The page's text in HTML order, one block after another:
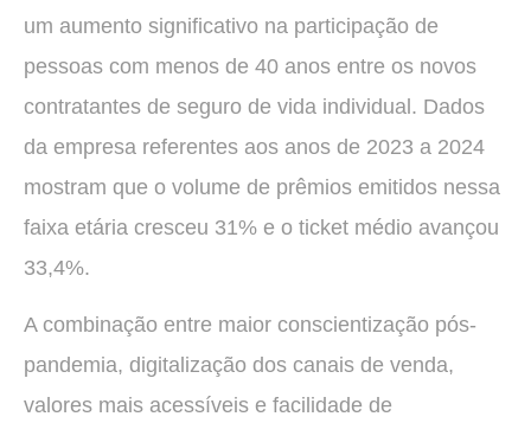
um aumento significativo na participação de
pessoas com menos de 40 anos entre os novos
contratantes de seguro de vida individual. Dados
da empresa referentes aos anos de 2023 a 2024
mostram que o volume de prêmios emitidos nessa
faixa etária cresceu 31% e o ticket médio avançou
33,4%.
A combinação entre maior conscientização pós-
pandemia, digitalização dos canais de venda,
valores mais acessíveis e facilidade de